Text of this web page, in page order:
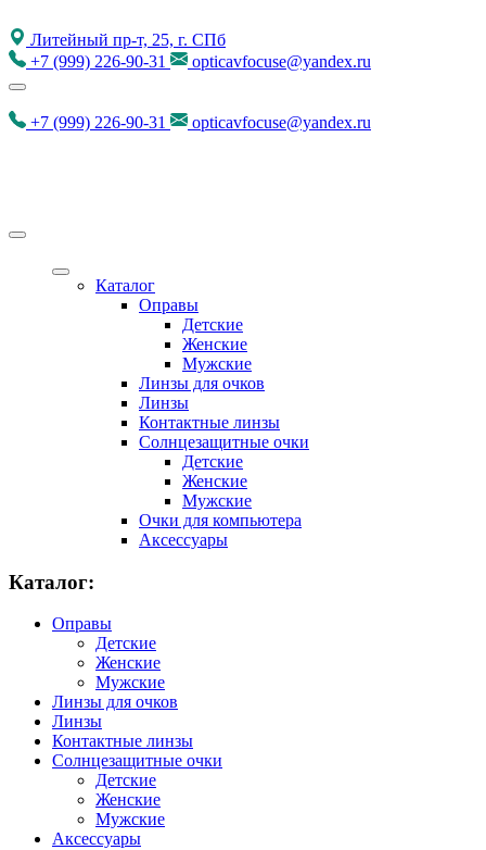
Литейный пр-т, 25, г. СПб
+7 (999) 226-90-31 opticavfocuse@yandex.ru
+7 (999) 226-90-31 opticavfocuse@yandex.ru
Каталог
Оправы
Детские
Женские
Мужские
Линзы для очков
Линзы
Контактные линзы
Солнцезащитные очки
Детские
Женские
Мужские
Очки для компьютера
Аксессуары
Каталог:
Оправы
Детские
Женские
Мужские
Линзы для очков
Линзы
Контактные линзы
Солнцезащитные очки
Детские
Женские
Мужские
Аксессуары